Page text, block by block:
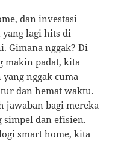
dan investasi
lagi hits di
Gimana nggak? Di
makin padat, kita
nggak cuma
dan hemat waktu.
jawaban bagi mereka
simpel dan efisien.
smart home, kita